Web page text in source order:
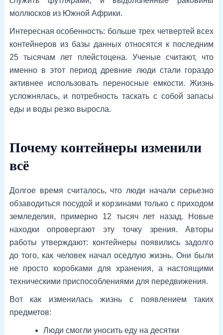
моллюсков из Южной Африки.
Интересная особенность: больше трех четвертей всех
контейнеров из базы данных относятся к последним
25 тысячам лет плейстоцена. Ученые считают, что
именно в этот период древние люди стали гораздо
активнее использовать переносные емкости. Жизнь
усложнялась, и потребность таскать с собой запасы
еды и воды резко выросла.
Почему контейнеры изменили
всё
Долгое время считалось, что люди начали серьезно
обзаводиться посудой и корзинами только с приходом
земледелия, примерно 12 тысяч лет назад. Новые
находки опровергают эту точку зрения. Авторы
работы утверждают: контейнеры появились задолго
до того, как человек начал оседлую жизнь. Они были
не просто коробками для хранения, а настоящими
техническими приспособлениями для передвижения.
Вот как изменилась жизнь с появлением таких
предметов:
Люди смогли уносить еду на десятки